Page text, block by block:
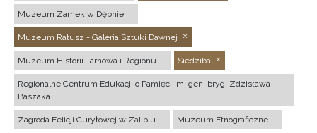
Muzeum Zamek w Dębnie
Muzeum Ratusz - Galeria Sztuki Dawnej
Muzeum Historii Tarnowa i Regionu Siedziba
Regionalne Centrum Edukacji o Pamięci im. gen. bryg. Zdzisława
Baszaka
Zagroda Felicji Curyłowej w Zalipiu Muzeum Etnograficzne